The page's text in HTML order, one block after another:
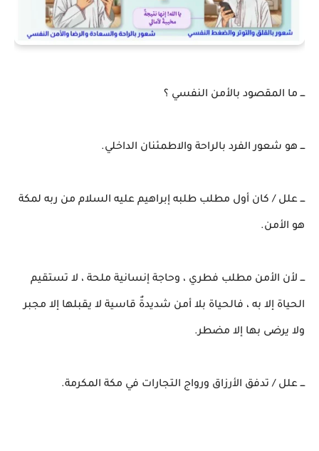
ـــ ما المقصود بالأمن النفسي ؟
ـــ هو شعور الفرد بالراحة والاطمئنان الداخلي.
ـــ علل / كان أول مطلب طلبه إبراهيم عليه السلام من ربه لمكة
هو الأمن.
ـــ لأن الأمن مطلب فطري ، وحاجة إنسانية ملحة ، لا تستقيم
الحياة إلا به ، فالحياة بلا أمن شديدةٌ قاسية لا يقبلها إلا مجبر
ولا يرضى بها إلا مضطر.
ـــ علل / تدفق الأرزاق ورواج التجارات في مكة المكرمة.